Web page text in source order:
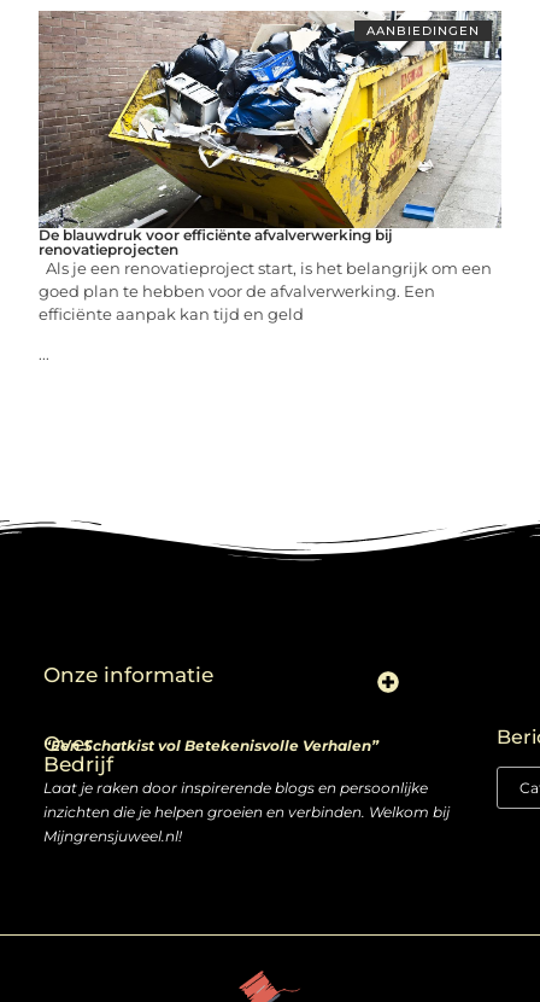
AANBIEDINGEN
De blauwdruk voor efficiënte afvalverwerking bij
renovatieprojecten
Als je een renovatieproject start, is het belangrijk om een
goed plan te hebben voor de afvalverwerking. Een
efficiënte aanpak kan tijd en geld
...
Over
Bedrijf
“Een Schatkist vol Betekenisvolle Verhalen”
Laat je raken door inspirerende blogs en persoonlijke
inzichten die je helpen groeien en verbinden. Welkom bij
Mijngrensjuweel.nl!
Onze informatie